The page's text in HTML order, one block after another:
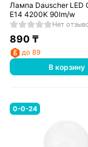
Лампа Dauscher LED
E14 4200K 90lm/w
Нет
890₸
до 89
В корзину
0-0-24